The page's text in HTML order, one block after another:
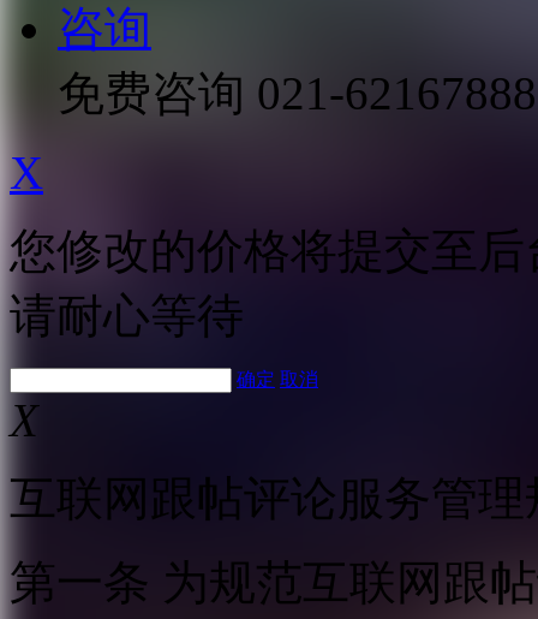
咨询
免费咨询 021-62167888
X
您修改的价格将提交至
请耐心等待
确定 取消
X
互联网跟帖评论服务管理
第一条 为规范互联网跟